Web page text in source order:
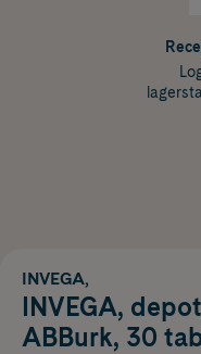
INVEGA,
INVEGA,
ABBurk, 30